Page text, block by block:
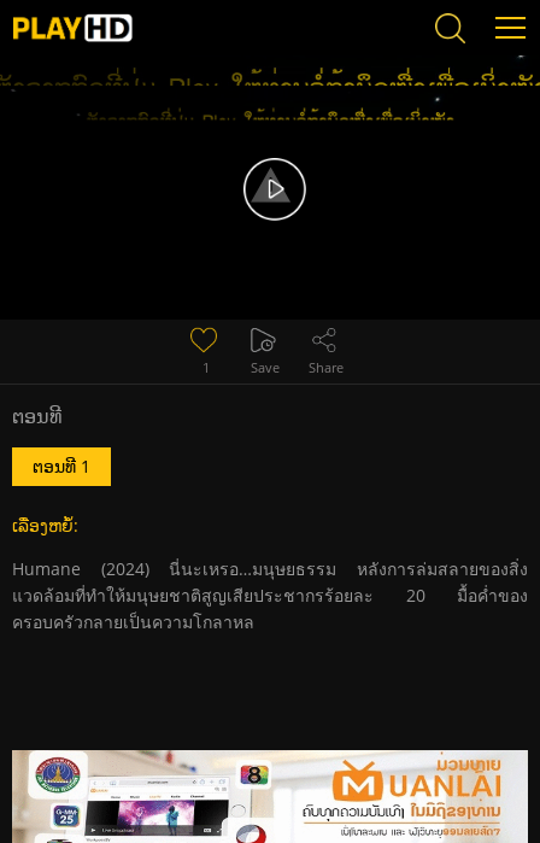
Error loading media: File could not be played
1 Save Share
ຕອນທີ
ຕອນທີ 1
ເລື່ອງຫຍໍ້:
Humane (2024) นี่นะเหรอ…มนุษยธรรม หลังการล่มสลายของสิ่ง
แวดล้อมที่ทำให้มนุษยชาติสูญเสียประชากรร้อยละ 20 มื้อค่ำของ
ครอบครัวกลายเป็นความโกลาหล